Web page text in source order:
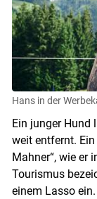
Hans in der
Ein junger Hund
weit entfernt.
Mahner“, wie er
Tourismus
einem Lasso